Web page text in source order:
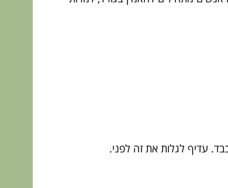
עדיף לגלות את זה לפני.